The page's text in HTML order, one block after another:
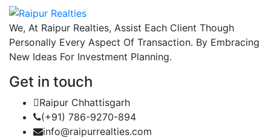
We, At Raipur Realties, Assist Each Client Though
Personally Every Aspect Of Transaction. By Embracing
New Ideas For Investment Planning.
Get in touch
Raipur Chhattisgarh
(+91) 786-9270-894
info@raipurrealties.com